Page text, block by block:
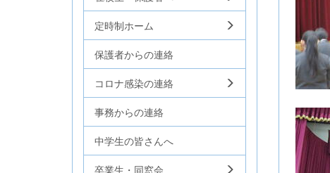
定時制ホーム
保護者からの連絡
コロナ感染の連絡
事務からの連絡
中学生の皆さんへ
卒業生・同窓会